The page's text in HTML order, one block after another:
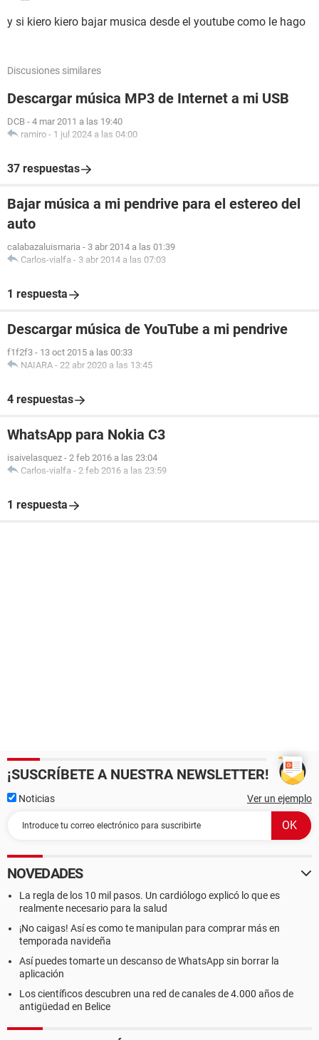
y si kiero kiero bajar musica desde el youtube como le hago
Discusiones similares
Descargar música MP3 de Internet a mi USB
DCB - 4 mar 2011 a las 19:40
ramiro - 1 jul 2024 a las 04:00
37 respuestas
Bajar música a mi pendrive para el estereo del
auto
calabazaluismaria - 3 abr 2014 a las 01:39
Carlos-vialfa - 3 abr 2014 a las 07:03
1 respuesta
Descargar música de YouTube a mi pendrive
f1f2f3 - 13 oct 2015 a las 00:33
NAIARA - 22 abr 2020 a las 13:45
4 respuestas
WhatsApp para Nokia C3
isaivelasquez - 2 feb 2016 a las 23:04
Carlos-vialfa - 2 feb 2016 a las 23:59
1 respuesta
¡SUSCRÍBETE A NUESTRA NEWSLETTER!
Noticias Ver un ejemplo
NOVEDADES
La regla de los 10 mil pasos. Un cardiólogo explicó lo que es
realmente necesario para la salud
¡No caigas! Así es como te manipulan para comprar más en
temporada navideña
Así puedes tomarte un descanso de WhatsApp sin borrar la
aplicación
Los científicos descubren una red de canales de 4.000 años de
antigüedad en Belice